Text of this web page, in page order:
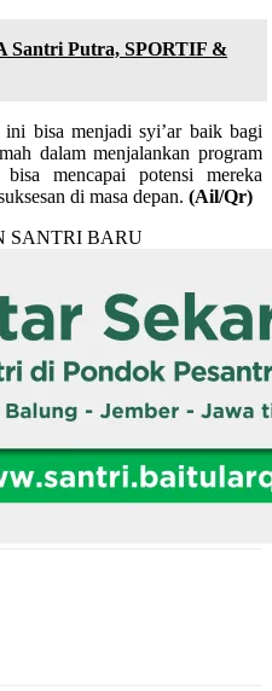
Santri Putra, SPORTIF &
ini bisa menjadi syi’ar baik bagi
dalam menjalankan program
mencapai potensi mereka
di masa depan. (Ail/Qr)
SANTRI BARU